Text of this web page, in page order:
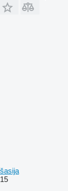
šasija
15